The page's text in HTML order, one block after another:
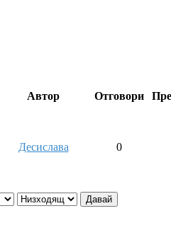
Автор Отговори
Десислава 0